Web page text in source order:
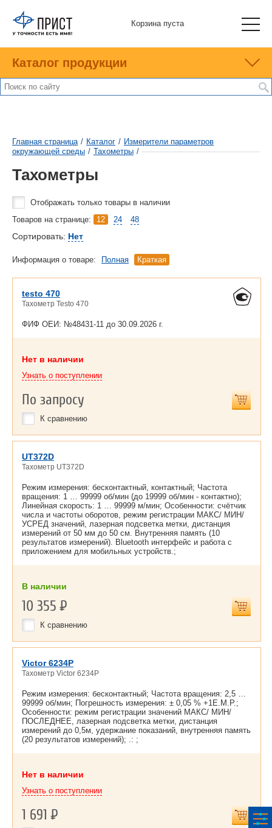
Корзина пуста
Каталог продукции
Главная страница / Каталог / Измерители параметров
окружающей среды / Тахометры /
Тахометры
Отображать только товары в наличии
Товаров на странице:
12 24 48
Сортировать: Нет
Информация о товаре: Полная Краткая
testo 470
Тахометр Testo 470
ФИФ ОЕИ: №48431-11 до 30.09.2026 г.
Нет в наличии
Узнать о поступлении
По запросу
К сравнению
UT372D
Тахометр UT372D
Режим измерения: бесконтактный, контактный; Частота
вращения: 1 … 99999 об/мин (до 19999 об/мин - контактно);
Линейная скорость: 1 … 99999 м/мин; Особенности: счётчик
числа и частоты оборотов, режим регистрации МАКС/ МИН/
УСРЕД значений, лазерная подсветка метки, дистанция
измерений от 50 мм до 50 см. Внутренняя память (10
результатов измерений). Bluetooth интерфейс и работа с
приложением для мобильных устройств.;
В наличии
10 355Р
К сравнению
Victor 6234P
Тахометр Victor 6234P
Режим измерения: бесконтактный; Частота вращения: 2,5 …
99999 об/мин; Погрешность измерения: ± 0,05 % +1E.M.P.;
Особенности: режим регистрации значений МАКС/ МИН/
ПОСЛЕДНЕЕ, лазерная подсветка метки, дистанция
измерений до 0,5м, удержание показаний, внутренняя память
(20 результатов измерений); .: ;
Нет в наличии
Узнать о поступлении
1 691Р